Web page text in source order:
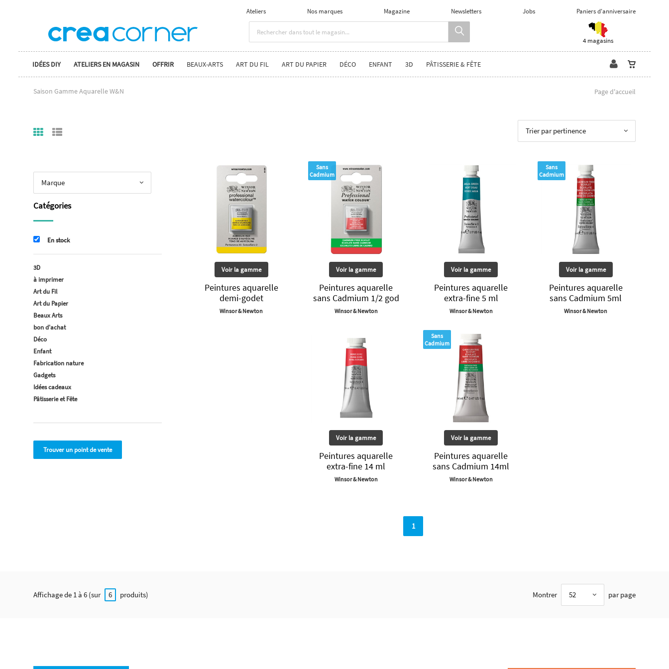
Ateliers Nos marques Magazine Newsletters Jobs Paniers d'anniversaire
4 magasins
IDÉES DIY ATELIERS EN MAGASIN OFFRIR BEAUX-ARTS ART DU FIL ART DU PAPIER DÉCO ENFANT 3D PÂTISSERIE & FÊTE
Saison Gamme Aquarelle W&N Page d'accueil
Trier par pertinence
Voir la gamme
Peintures aquarelle
demi-godet
Winsor & Newton
Sans
Cadmium
Voir la gamme
Peintures aquarelle
sans Cadmium 1/2 god
Winsor & Newton
Voir la gamme
Peintures aquarelle
extra-fine 5 ml
Winsor & Newton
Sans
Cadmium
Voir la gamme
Peintures aquarelle
sans Cadmium 5ml
Winsor & Newton
Voir la gamme
Peintures aquarelle
extra-fine 14 ml
Winsor & Newton
Sans
Cadmium
Voir la gamme
Peintures aquarelle
sans Cadmium 14ml
Winsor & Newton
1
Marque
Catégories
En stock
3D
à imprimer
Art du Fil
Art du Papier
Beaux Arts
bon d'achat
Déco
Enfant
Fabrication nature
Gadgets
Idées cadeaux
Pâtisserie et Fête
Trouver un point de vente
Affichage de 1 à 6 (sur 6 produits) Montrer 52 par page